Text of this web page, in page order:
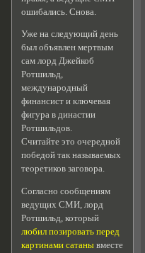
ошибались. Снова.
Уже на следующий день
был объявлен мертвым
сам лорд Джейкоб
Ротшильд,
международный
финансист и ключевая
фигура в династии
Ротшильдов.
Считайте это очередной
победой так называемых
теоретиков заговора.
Согласно сообщениям
ведущих СМИ, лорд
Ротшильд, который
любил позировать перед
картинами сатаны вместе